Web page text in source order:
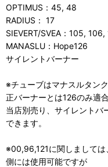
OPTIMUS：45, 48
RADIUS： 17
SIEVERT/SVEA：105, 106,
MANASLU：Hope126
サイレントバーナー
※チューブはマナスルタン
正バーナーとは126のみ適合
当店別売り、サイレントバ
できます。
※00,96,121に関しましては
側には使用可能ですが